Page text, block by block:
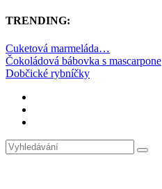
TRENDING:
Cuketová marmeláda…
Čokoládová bábovka s mascarpone
Dobčické rybníčky